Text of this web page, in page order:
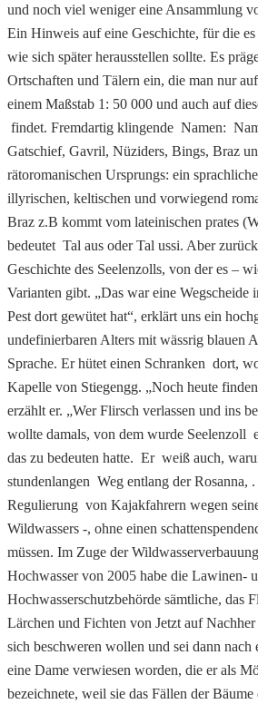
und noch viel weniger eine Ansammlung
Ein Hinweis auf eine Geschichte, für die
wie sich später herausstellen sollte. Es
Ortschaften und Tälern ein, die man nur
einem Maßstab 1: 50 000 und auch auf
findet. Fremdartig klingende Namen:
Gatschief, Gavril, Nüziders, Bings, Braz
rätoromanischen Ursprungs: ein
illyrischen, keltischen und vorwiegend
Braz z.B kommt vom lateinischen prates
bedeutet Tal aus oder Tal ussi. Aber
Geschichte des Seelenzolls, von der es –
Varianten gibt. „Das war eine Wegscheide
Pest dort gewütet hat“, erklärt uns ein
undefinierbaren Alters mit wässrig blauen
Sprache. Er hütet einen Schranken dort,
Kapelle von Stiegengg. „Noch heute
erzählt er. „Wer Flirsch verlassen und ins
wollte damals, von dem wurde Seelenzoll
das zu bedeuten hatte. Er weiß auch,
stundenlangen Weg entlang der Rosanna,
Regulierung von Kajakfahrern wegen
Wildwassers -, ohne einen
müssen. Im Zuge der
Hochwasser von 2005 habe die Lawinen-
Hochwasserschutzbehörde sämtliche, das
Lärchen und Fichten von Jetzt auf
sich beschweren wollen und sei dann nach
eine Dame verwiesen worden, die er als
bezeichnete, weil sie das Fällen der